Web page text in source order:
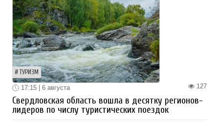
ТУРИЗМ
127
17:15 | 6 августа
Свердловская область вошла в десятку регионов-
лидеров по числу туристических поездок